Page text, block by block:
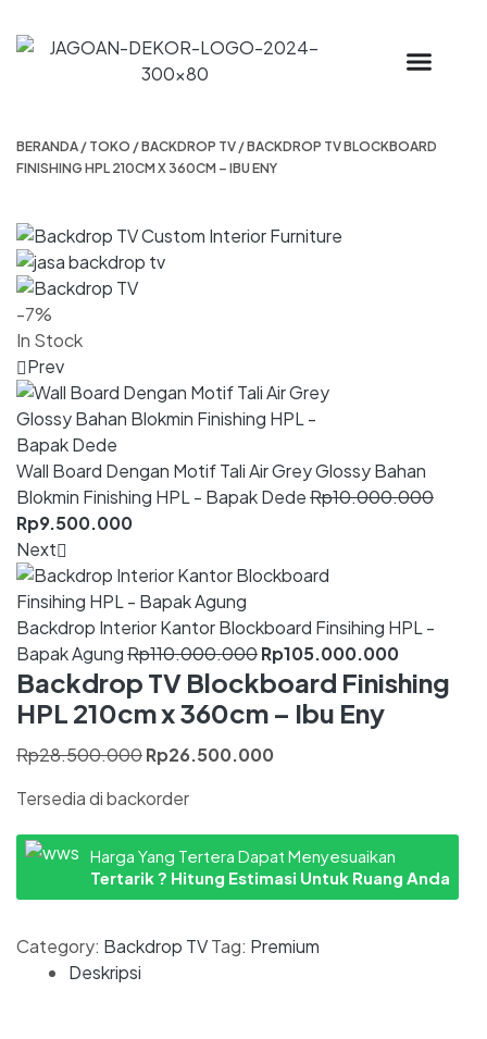
BERANDA / TOKO /BACKDROP TV / BACKDROP TV BLOCKBOARD
FINISHING HPL 210CM X 360CM – IBU ENY
-7%
In Stock
Prev
Wall Board Dengan Motif Tali Air Grey Glossy Bahan
Blokmin Finishing HPL - Bapak DedeRp10.000.000
Rp9.500.000
Next
Backdrop Interior Kantor Blockboard Finsihing HPL -
Bapak AgungRp110.000.000Rp105.000.000
Backdrop TV Blockboard Finishing
HPL 210cm x 360cm – Ibu Eny
Rp28.500.000Rp26.500.000
Tersedia di backorder
Harga Yang Tertera Dapat Menyesuaikan
Tertarik ? Hitung Estimasi Untuk Ruang Anda
Category: Backdrop TVTag: Premium
Deskripsi